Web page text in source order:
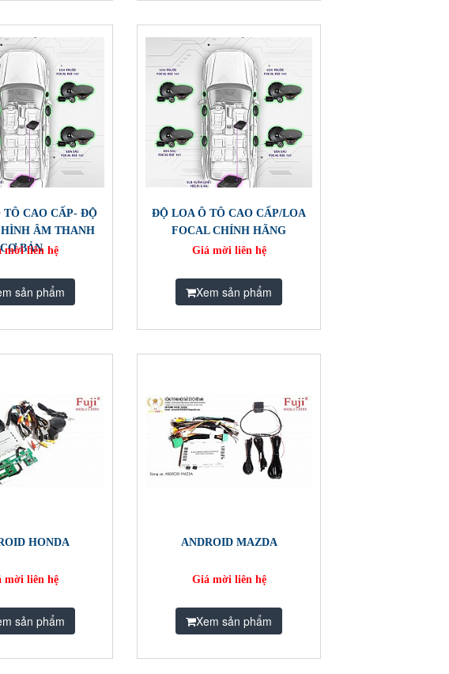
TÔ CAO CẤP- ĐỘ
ÂM THANH
CƠ BẢN
mời liên hệ
sản phẩm
ĐỘ LOA Ô TÔ CAO CẤP/LOA
FOCAL CHÍNH HÃNG
Giá mời liên hệ
Xem sản phẩm
HONDA
mời liên hệ
sản phẩm
ANDROID MAZDA
Giá mời liên hệ
Xem sản phẩm